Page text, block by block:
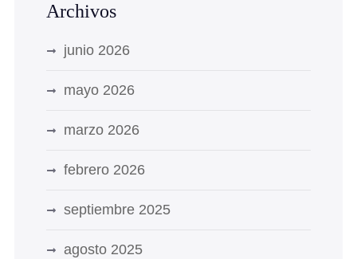
Archivos
junio 2026
mayo 2026
marzo 2026
febrero 2026
septiembre 2025
agosto 2025